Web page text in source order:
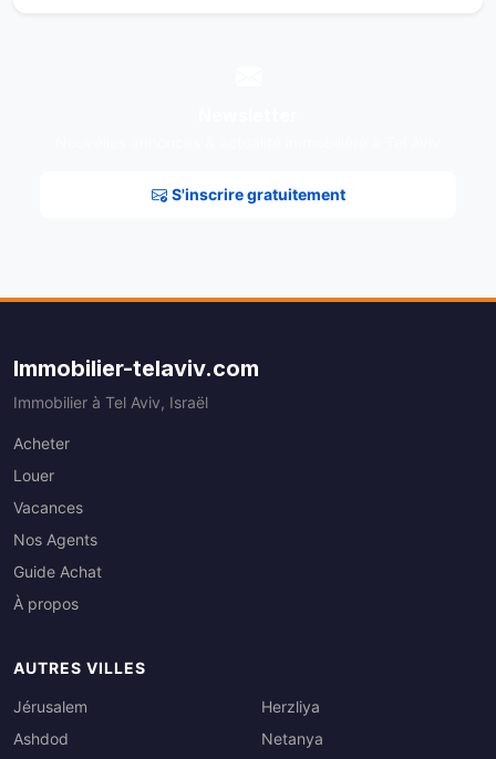
S'inscrire gratuitement
Immobilier-telaviv.com
Immobilier à Tel Aviv, Israël
Acheter
Louer
Vacances
Nos Agents
Guide Achat
À propos
AUTRES VILLES
Jérusalem
Ashdod
Herzliya
Netanya